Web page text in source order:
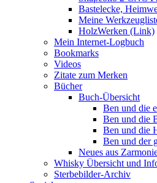
Bastelecke,
Meine
HolzWerken (Link)
Mein Internet-Logbuch
Bookmarks
Videos
Zitate zum Merken
Bücher
Buch-Übersicht
Ben und die
Ben und die
Ben und die
Ben und der
Neues aus
Whisky Übersicht und
Sterbebilder-Archiv